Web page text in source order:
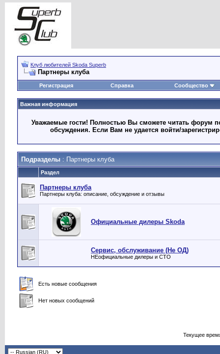
Клуб любителей Skoda Superb
Партнеры клуба
Регистрация Справка Сообщество
Важная информация
Уважаемые гости! Полностью Вы сможете читать форум
обсуждения. Если Вам не удается войти/
Подразделы : Партнеры клуба
Раздел
Партнеры клуба
Партнеры клуба: описание, обсуждение и отзывы
Официальные дилеры Skoda
Сервис, обслуживание (Не ОД)
НЕофициальные дилеры и СТО
Есть новые сообщения
Нет новых сообщений
Текущее